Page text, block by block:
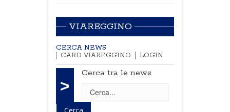
VIAREGGINO
CERCA NEWS
CARD VIAREGGINO
LOGIN
>
Cerca tra le news